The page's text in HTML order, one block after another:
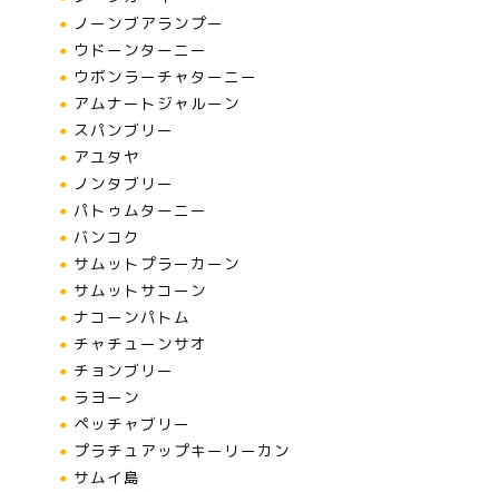
ノーンブアランプー
ウドーンターニー
ウボンラーチャターニー
アムナートジャルーン
スパンブリー
アユタヤ
ノンタブリー
パトゥムターニー
バンコク
サムットプラーカーン
サムットサコーン
ナコーンパトム
チャチューンサオ
チョンブリー
ラヨーン
ペッチャブリー
プラチュアップキーリーカン
サムイ島